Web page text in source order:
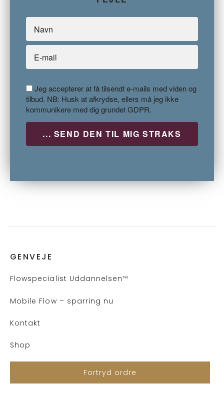
Jeg accepterer at få tilsendt e-mails med viden og
tilbud. NB: Husk at afkrydse, ellers må jeg ikke
kommunikere med dig grundet GDPR.
GENVEJE
Flowspecialist Uddannelsen™
Mobile Flow – sparring nu
Kontakt
Shop
Fortryd ordre